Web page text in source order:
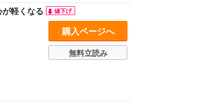
軽くなる
購入ページへ
無料立読み